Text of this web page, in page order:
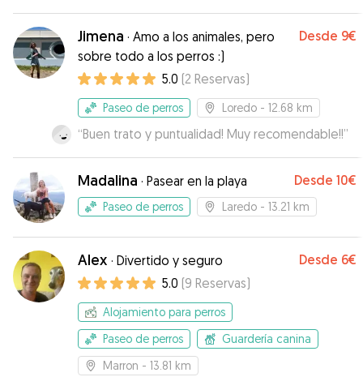
Jimena · Amo a los animales, pero
sobre todo a los perros :)
Desde 9€
5.0 (2 Reservas)
Paseo de perros Loredo - 12.68 km
“Buen trato y puntualidad! Muy recomendable!!”
Madalina · Pasear en la playa Desde 10€
Paseo de perros Laredo - 13.21 km
Alex · Divertido y seguro Desde 6€
5.0 (9 Reservas)
Alojamiento para perros
Paseo de perros
Guardería canina
Marron - 13.81 km